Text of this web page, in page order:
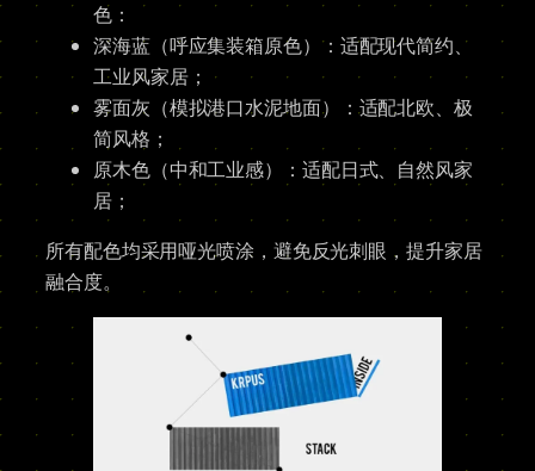
色：
深海蓝（呼应集装箱原色）：适配现代简约、
工业风家居；
雾面灰（模拟港口水泥地面）：适配北欧、极
简风格；
原木色（中和工业感）：适配日式、自然风家
居；
所有配色均采用哑光喷涂，避免反光刺眼，提升家居
融合度。